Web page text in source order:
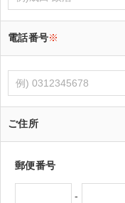
電話番号※
ご住所
郵便番号
-